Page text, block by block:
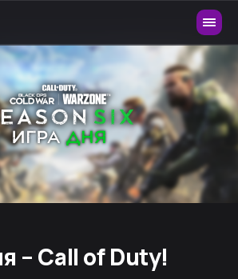
– Call of Duty!